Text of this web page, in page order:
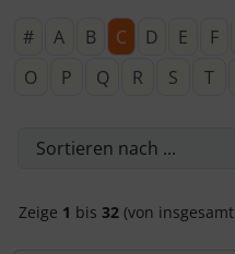
# A B C D E F
O
P Q R S T
Zeige 1 bis 32 (von insgesamt